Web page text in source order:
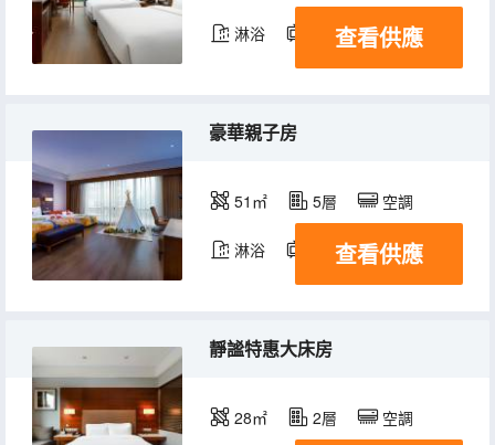
淋浴 電視機 冰箱
查看供應
豪華親子房
51㎡ 5層 空調
淋浴 電視機 冰箱
查看供應
靜謐特惠大床房
28㎡ 2層 空調